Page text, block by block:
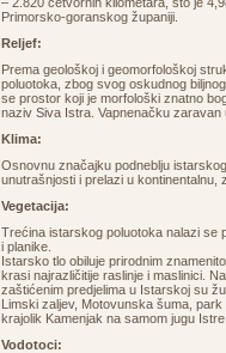
Primorsko-goranskog županiji.
Reljef:
Prema geološkoj i geomorfološkoj
poluotoka, zbog svog oskudnog
se prostor koji je morfološki znatno
naziv Siva Istra. Vapnenačku
Klima:
Osnovnu značajku podneblju
unutrašnjosti i prelazi u kontinentalnu,
Vegetacija:
Trećina istarskog poluotoka nalazi se
i planike.
Istarsko tlo obiluje prirodnim
krasi najrazličitije raslinje i maslinici.
zaštićenim predjelima u Istarskoj su
Limski zaljev, Motovunska šuma,
krajolik Kamenjak na samom jugu
Vodotoci: